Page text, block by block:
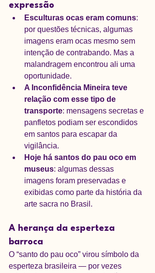
expressão
Esculturas ocas eram comuns:
por questões técnicas, algumas
imagens eram ocas mesmo sem
intenção de contrabando. Mas a
malandragem encontrou ali uma
oportunidade.
A Inconfidência Mineira teve
relação com esse tipo de
transporte: mensagens secretas e
panfletos podiam ser escondidos
em santos para escapar da
vigilância.
Hoje há santos do pau oco em
museus: algumas dessas
imagens foram preservadas e
exibidas como parte da história da
arte sacra no Brasil.
A herança da esperteza
barroca
O “santo do pau oco” virou símbolo da
esperteza brasileira — por vezes